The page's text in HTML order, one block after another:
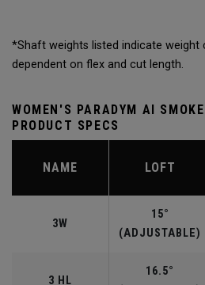
*Shaft weights listed indicate weight
dependent on flex and cut length.
WOMEN'S PARADYM AI
PRODUCT SPECS
NAME LOFT
3W
15°
(ADJUSTABLE)
3 HL
16.5°